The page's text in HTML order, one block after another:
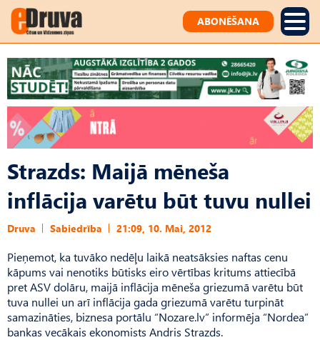
ABONĒŠANA
Strazds: Maijā mēneša
inflācija varētu būt tuvu nullei
Druva Sabiedrība 21:09, 10. Mai, 2012
Pieņemot, ka tuvāko nedēļu laikā neatsāksies naftas cenu
kāpums vai nenotiks būtisks eiro vērtības kritums attiecībā
pret ASV dolāru, maijā inflācija mēneša griezumā varētu būt
tuva nullei un arī inflācija gada griezumā varētu turpināt
samazināties, biznesa portālu “Nozare.lv” informēja “Nordea”
bankas vecākais ekonomists Andris Strazds.